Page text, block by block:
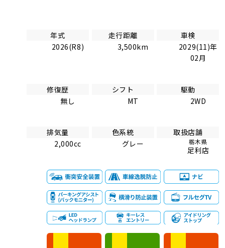
年式
2026(R8)
走行距離
3,500km
車検
2029(11)年
02月
修復歴
無し
シフト
MT
駆動
2WD
排気量
2,000cc
色系統
グレー
取扱店舗
栃木県
足利店